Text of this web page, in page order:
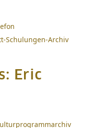
Schulungen-Archiv
Eric